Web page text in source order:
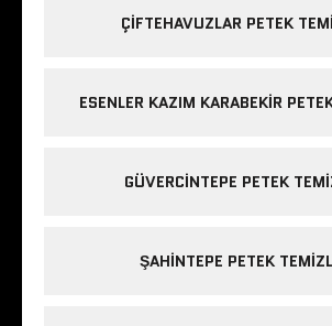
ÇIFTEHAVUZLAR PETEK
ESENLER KAZIM KARABEKIR
GÜVERCINTEPE PETEK
ŞAHINTEPE PETEK